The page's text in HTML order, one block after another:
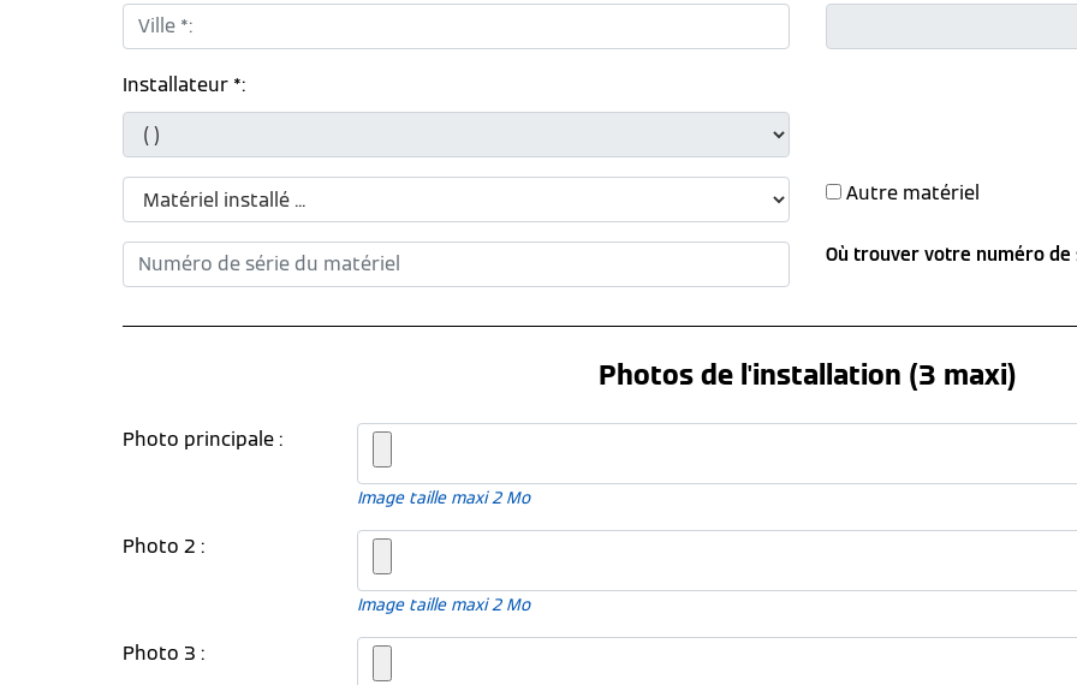
Ville *:
Installateur *:
Autre matériel
Où trouver votre numéro de
Photos de l'installation (3 maxi)
Photo principale :
Image taille maxi 2 Mo
Photo 2 :
Image taille maxi 2 Mo
Photo 3 :